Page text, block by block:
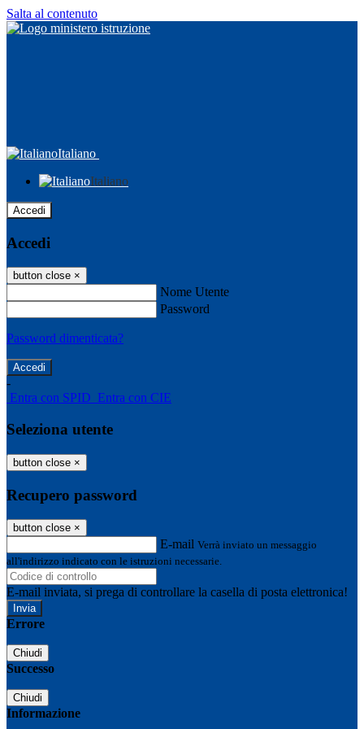
Salta al contenuto
Italiano
Italiano
Accedi
Accedi
button close ×
Nome Utente
Password
Password dimenticata?
-
Entra con SPID Entra con CIE
Seleziona utente
button close ×
Recupero password
button close ×
E-mail Verrà inviato un messaggio
all'indirizzo indicato con le istruzioni necessarie.
E-mail inviata, si prega di controllare la casella di posta elettronica!
Errore
Chiudi
Successo
Chiudi
Informazione